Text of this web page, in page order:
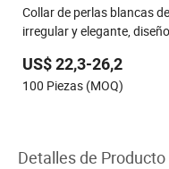
Collar de perlas blancas
irregular y elegante,
US$ 22,3-26,2
100 Piezas (MOQ)
Detalles de Producto